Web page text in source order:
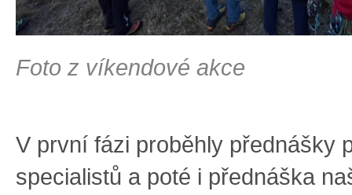
Foto z víkendové akce
V první fázi proběhly přednášky
specialistů a poté i přednáška